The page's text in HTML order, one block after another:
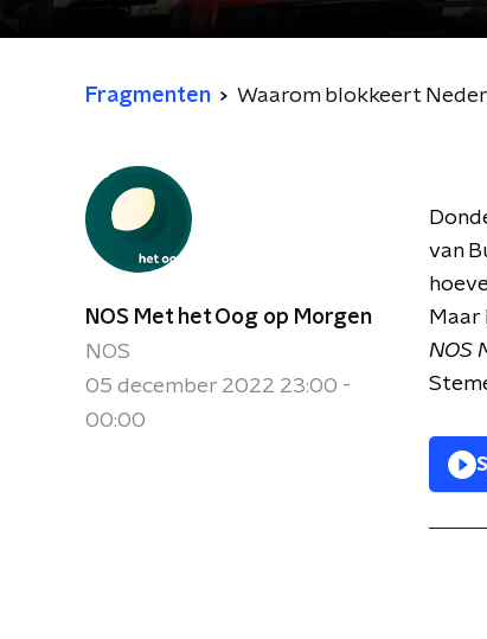
Fragmenten Waarom blokkeert
NOS Met het Oog op Morgen
NOS
05 december 2022 23:00 -
00:00
van
Maar
NOS